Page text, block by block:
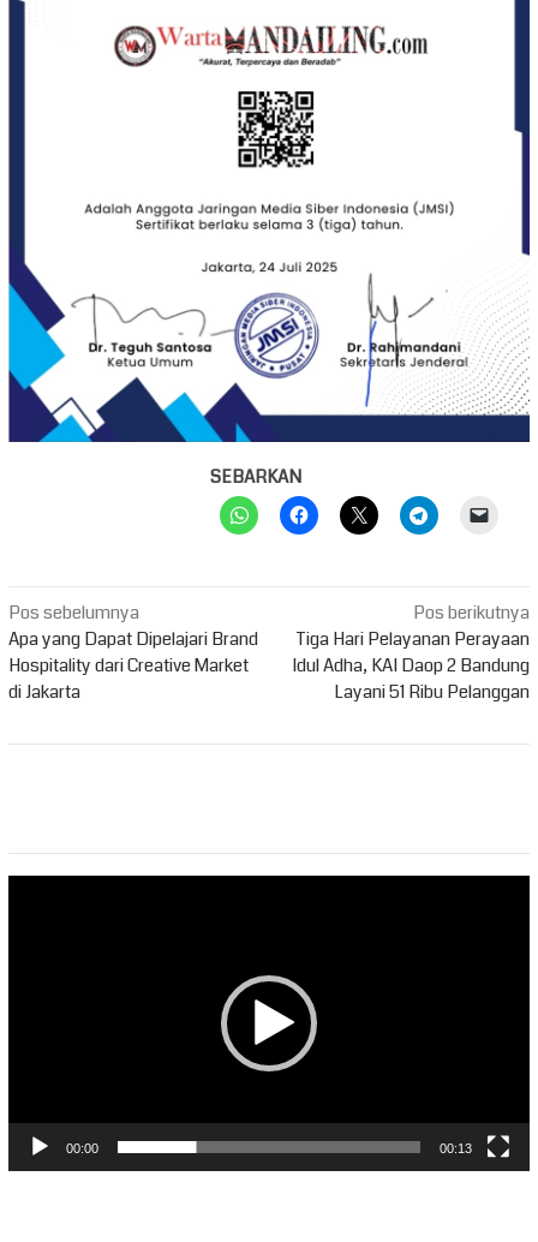
SEBARKAN
Navigasi
pos
Pos sebelumnya
Apa yang Dapat Dipelajari Brand
Hospitality dari Creative Market
di Jakarta
Pos berikutnya
Tiga Hari Pelayanan Perayaan
Idul Adha, KAI Daop 2 Bandung
Layani 51 Ribu Pelanggan
00:00 00:13